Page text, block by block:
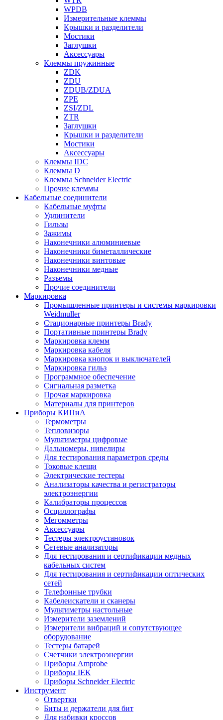
WPDB
Измерительные клеммы
Крышки и разделители
Мостики
Заглушки
Аксессуары
Клеммы пружинные
ZDK
ZDU
ZDUB/ZDUA
ZPE
ZSI/ZDL
ZTR
Заглушки
Крышки и разделители
Мостики
Аксессуары
Клеммы IDC
Клеммы D
Клеммы Schneider Electric
Прочие клеммы
Кабельные соединители
Кабельные муфты
Удлинители
Гильзы
Зажимы
Наконечники алюминиевые
Наконечники биметаллические
Наконечники винтовые
Наконечники медные
Разъемы
Прочие соединители
Маркировка
Промышленные принтеры и системы маркировки
Weidmuller
Стационарные принтеры Brady
Портативные принтеры Brady
Маркировка клемм
Маркировка кабеля
Маркировка кнопок и выключателей
Маркировка гильз
Программное обеспечение
Сигнальная разметка
Прочая маркировка
Материалы для принтеров
Приборы КИПиА
Термометры
Тепловизоры
Мультиметры цифровые
Дальномеры, нивелиры
Для тестирования параметров среды
Токовые клещи
Электрические тестеры
Анализаторы качества и регистраторы
электроэнергии
Калибраторы процессов
Осциллографы
Мегомметры
Аксессуары
Тестеры электроустановок
Сетевые анализаторы
Для тестирования и сертификации медных
кабельных систем
Для тестирования и сертификации оптических
сетей
Телефонные трубки
Кабелеискатели и сканеры
Мультиметры настольные
Измерители заземлений
Измерители вибраций и сопутствующее
оборудование
Тестеры батарей
Счетчики электроэнергии
Приборы Amprobe
Приборы IEK
Приборы Schneider Electric
Инструмент
Отвертки
Биты и держатели для бит
Для набивки кроссов